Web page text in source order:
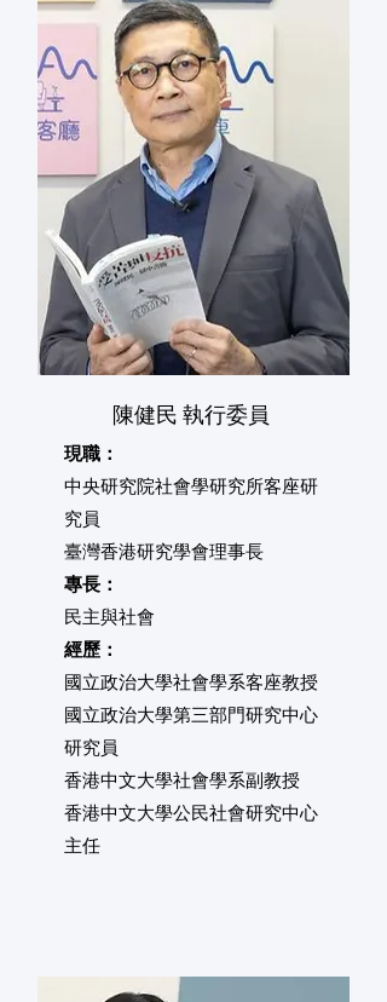
陳健民 執行委員
現職：
中央研究院社會學研究所客座研
究員
臺灣香港研究學會理事長
專長：
​民主與社會
經歷：
國立政治大學社會學系客座教授
​國立政治大學第三部門研究中心
研究員
香港中文大學社會學系副教授
香港中文大學公民社會研究中心
主任